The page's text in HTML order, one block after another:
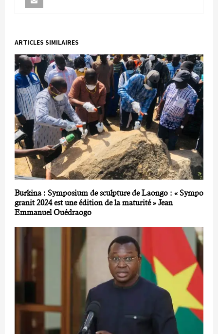
ARTICLES SIMILAIRES
Burkina : Symposium de sculpture de Laongo : « Sympo
granit 2024 est une édition de la maturité » Jean
Emmanuel Ouédraogo